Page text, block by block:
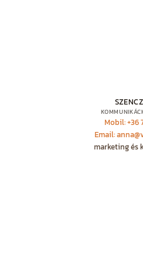
Mobil: +36
Email:
marketing és